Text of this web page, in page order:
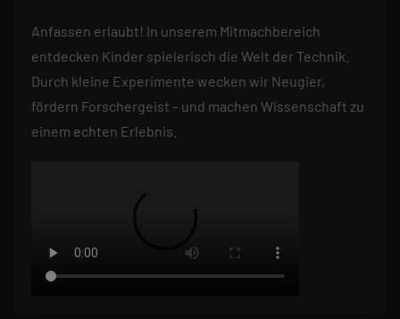
Anfassen erlaubt! In unserem Mitmachbereich
entdecken Kinder spielerisch die Welt der Technik.
Durch kleine Experimente wecken wir Neugier,
fördern Forschergeist – und machen Wissenschaft zu
einem echten Erlebnis.